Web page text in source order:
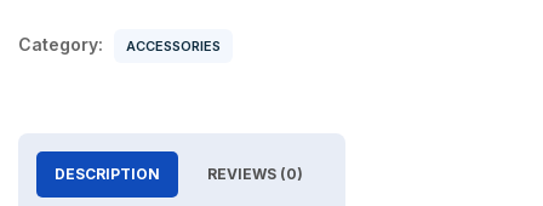
Category: ACCESSORIES
DESCRIPTION REVIEWS (0)